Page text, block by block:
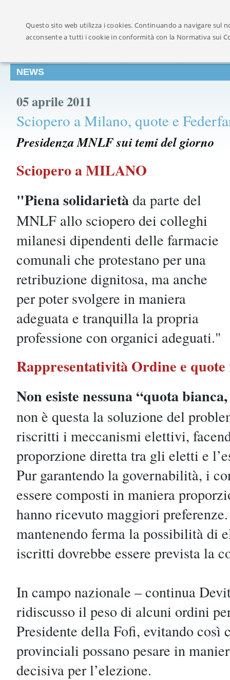
NEWS
05 aprile 2011
Sciopero a Milano, quote e
Presidenza MNLF sui temi del giorno
Sciopero a MILANO
"Piena solidarietàda parte del
MNLF allo sciopero dei colleghi
milanesi dipendenti delle farmacie
comunali che protestano per una
retribuzione dignitosa, ma anche
per poter svolgere in maniera
adeguata e tranquilla la propria
professione con organici adeguati."
Rappresentatività Ordine e
Non esiste nessuna “quota
non è questa la soluzione del
riscritti i meccanismi elettivi,
proporzione diretta tra gli eletti e
Pur garantendo la governabilità, i
essere composti in maniera
hanno ricevuto maggiori
mantenendo ferma la possibilità di
iscritti dovrebbe essere prevista la
In campo nazionale – continua
ridiscusso il peso di alcuni ordini
Presidente della Fofi, evitando così
provinciali possano pesare in
decisiva per l’elezione.
Questo sito web utilizza i cookies. Continuando a navigare sul
acconsente a tutti i cookie in conformità con la Normativa sui